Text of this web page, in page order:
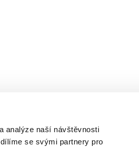
analýze naší návštěvnosti
se svými partnery pro